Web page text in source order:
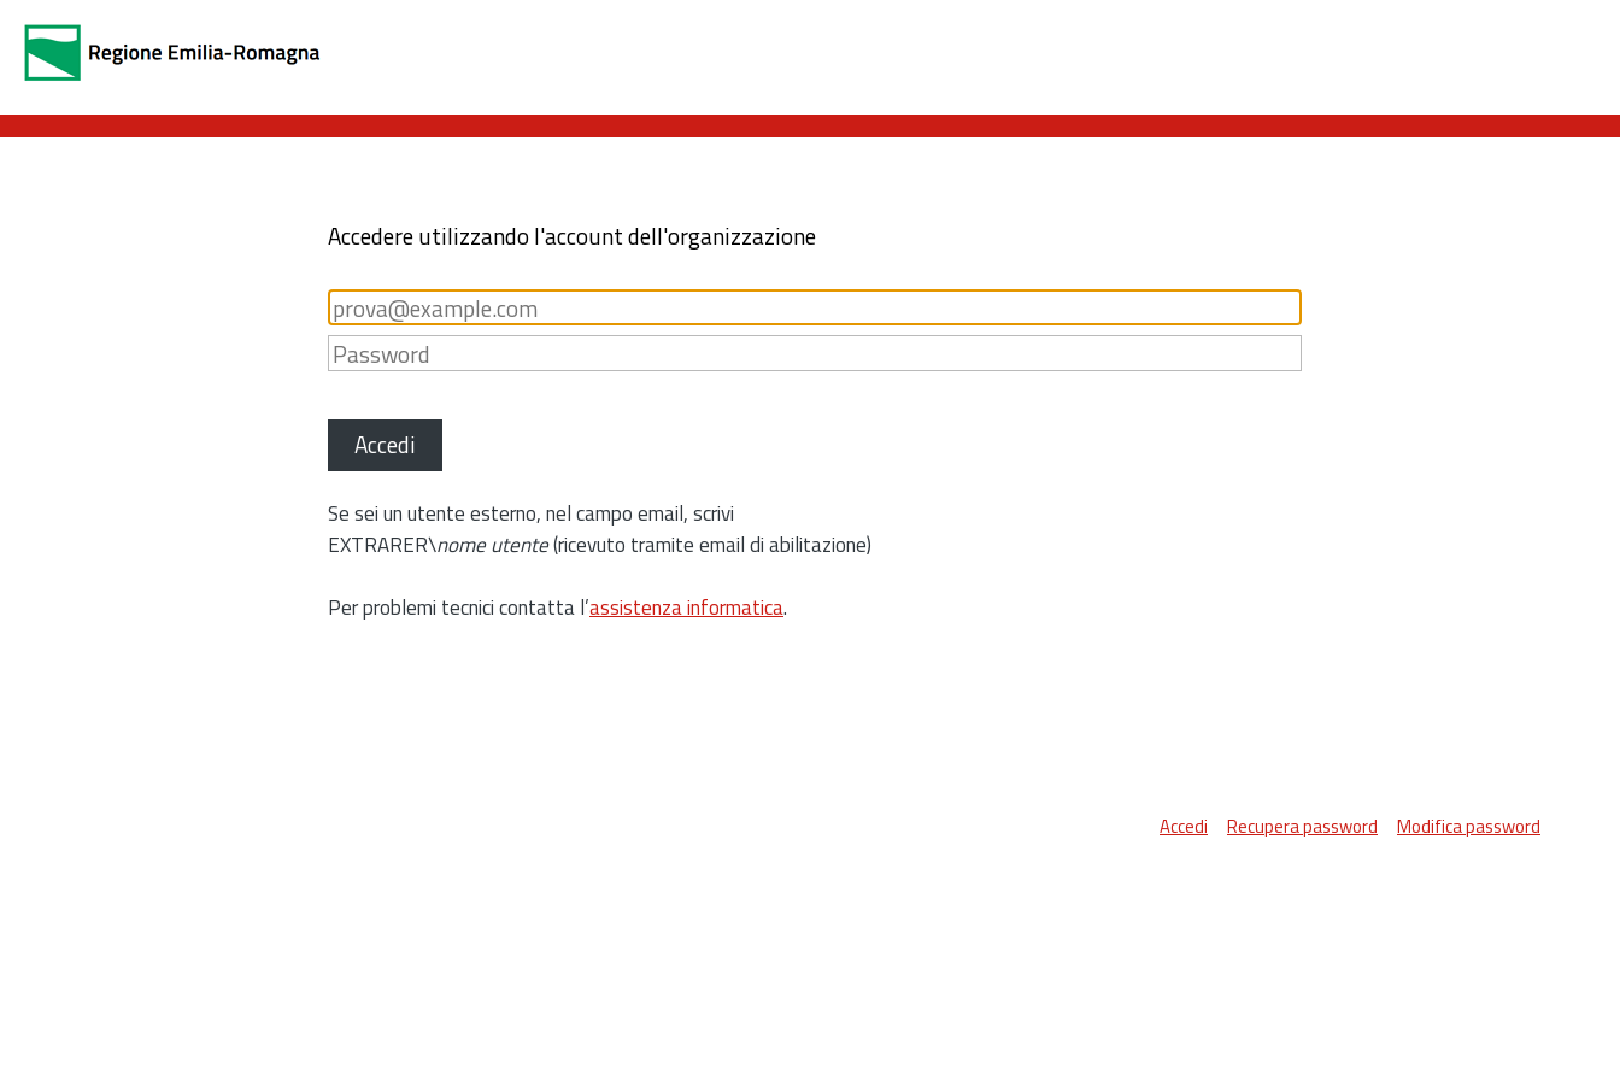
Accedere utilizzando l'account dell'organizzazione
Accedi
Se sei un utente esterno, nel campo email, scrivi
EXTRARER\nome utente(ricevuto tramite email di abilitazione)
Per problemi tecnici contatta l’assistenza informatica.
Accedi Recupera password Modifica password